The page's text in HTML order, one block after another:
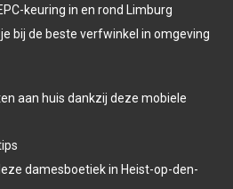
keuring in en rond Limburg
bij de beste verfwinkel in omgeving
aan huis dankzij deze mobiele
damesboetiek in Heist-op-den-